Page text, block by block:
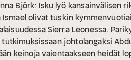
Björk: Isku lyö kansainvälisen
Ismael olivat tuskin
Sierra Leonessa.
johtolangaksi
keinoja vaientaakseen heidät